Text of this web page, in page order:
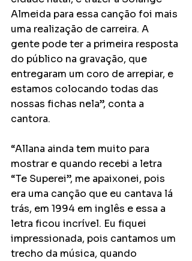
Almeida para essa canção foi mais
uma realização de carreira. A
gente pode ter a primeira resposta
do público na gravação, que
entregaram um coro de arrepiar, e
estamos colocando todas das
nossas fichas nela”, conta a
cantora.
“Allana ainda tem muito para
mostrar e quando recebi a letra
“Te Superei”, me apaixonei, pois
era uma canção que eu cantava lá
trás, em 1994 em inglês e essa a
letra ficou incrível. Eu fiquei
impressionada, pois cantamos um
trecho da música, quando